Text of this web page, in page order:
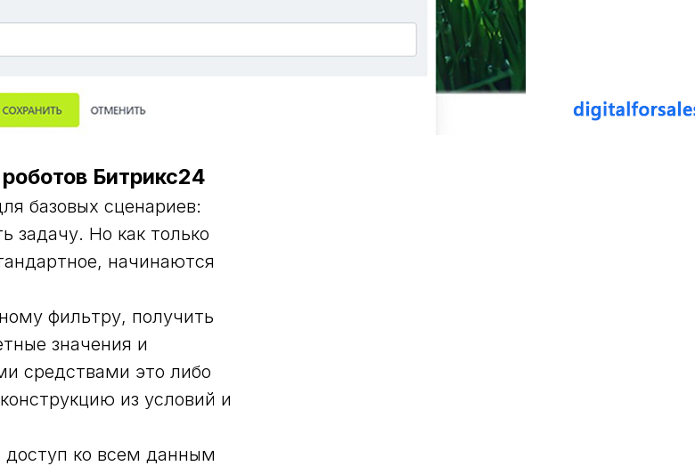
Битрикс24
базовых сценариев:
задачу. Но как только
начинаются
фильтру, получить
значения и
средствами это либо
из условий и
доступ ко всем данным